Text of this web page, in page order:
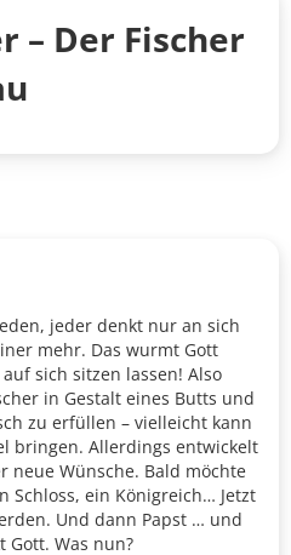
– Der Fischer
jeder denkt nur an sich
mehr. Das wurmt Gott
sich sitzen lassen! Also
in Gestalt eines Butts und
zu erfüllen – vielleicht kann
bringen. Allerdings entwickelt
neue Wünsche. Bald möchte
Schloss, ein Königreich… Jetzt
Und dann Papst … und
Gott. Was nun?